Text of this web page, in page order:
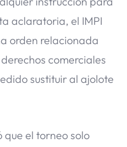
aclaratoria, el IMPI
orden relacionada
comerciales
sustituir al ajolote
que el torneo solo